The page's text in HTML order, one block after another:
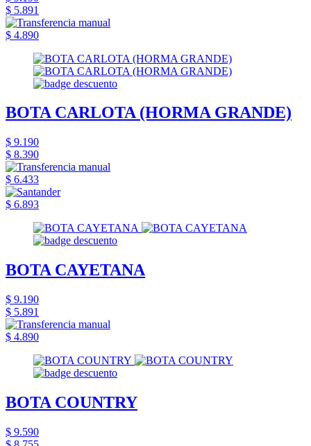
$ 5.891
$ 4.890
BOTA CARLOTA (HORMA GRANDE)
$ 9.190
$ 8.390
$ 6.433
$ 6.893
BOTA CAYETANA
$ 9.190
$ 5.891
$ 4.890
BOTA COUNTRY
$ 9.590